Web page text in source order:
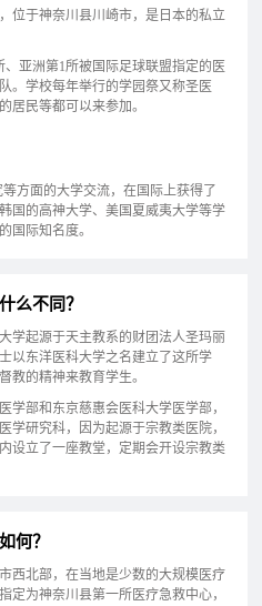
位于神奈川县川崎市，是日本的私立
亚洲第1所被国际足球联盟指定的医
。学校每年举行的学园祭又称圣医
居民等都可以来参加。
方面的大学交流，在国际上获得了
国的高神大学、美国夏威夷大学等学
国际知名度。
么不同？
学起源于天主教系的财团法人圣玛丽
以东洋医科大学之名建立了这所学
教的精神来教育学生。
学部和东京慈惠会医科大学医学部，
学研究科，因为起源于宗教类医院，
设立了一座教堂，定期会开设宗教类
何？
西北部，在当地是少数的大规模医疗
定为神奈川县第一所医疗急救中心，